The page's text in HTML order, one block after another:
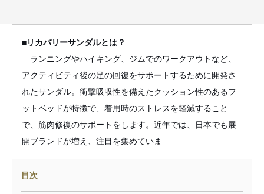
■リカバリーサンダルとは？
ランニングやハイキング、ジムでのワークアウトなど、
アクティビティ後の足の回復をサポートするために開発さ
れたサンダル。衝撃吸収性を備えたクッション性のあるフ
ットベッドが特徴で、着用時のストレスを軽減すること
で、筋肉修復のサポートをします。近年では、日本でも展
開ブランドが増え、注目を集めていま
目次